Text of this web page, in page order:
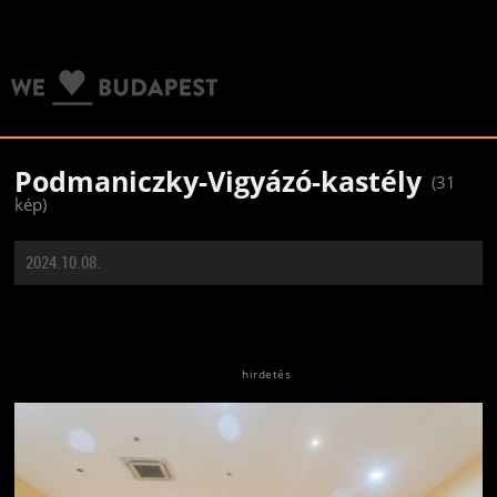
Podmaniczky-Vigyázó-kastély (31
kép)
2024.10.08.
Jön még kép!